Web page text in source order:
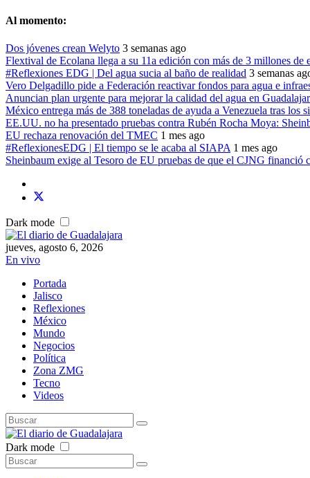
Al momento:
Dos jóvenes crean Welyto 3 semanas ago
Flextival de Ecolana llega a su 11a edición con más de 3 millones de
#Reflexiones EDG | Del agua sucia al baño de realidad 3 semanas
Vero Delgadillo pide a Federación reactivar fondos para agua e
Anuncian plan urgente para mejorar la calidad del agua en
México entrega más de 388 toneladas de ayuda a Venezuela tras los
EE.UU. no ha presentado pruebas contra Rubén Rocha Moya:
EU rechaza renovación del TMEC 1 mes ago
#ReflexionesEDG | El tiempo se le acaba al SIAPA 1 mes ago
Sheinbaum exige al Tesoro de EU pruebas de que el CJNG financió
Dark mode
jueves, agosto 6, 2026
En vivo
Portada
Jalisco
Reflexiones
México
Mundo
Negocios
Política
Zona ZMG
Tecno
Videos
Dark mode